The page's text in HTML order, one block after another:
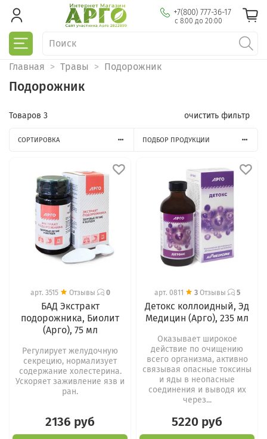
+7(800) 777-36-17
с 8:00 до 20:00
Главная Травы Подорожник
Подорожник
Товаров 3 очистить фильтр
СОРТИРОВКА ПОДБОР ПРОДУКЦИИ
арт. 3515 Отзывы 0
БАД Экстракт
подорожника, Биолит
(Арго), 75 мл
Регулирует желудочную
секрецию, нормализует
содержание холестерина.
Ускоряет заживление язв и
ран.
2136 руб
арт. 0811 3Отзывы 5
Детокс коллоидный, Эд
Медицин (Арго), 235 мл
Оказывает широкое
действие по очищению
всего организма, активно
связывая опасные токсины
и яды в неопасные
соединения и выводя их
через...
5220 руб